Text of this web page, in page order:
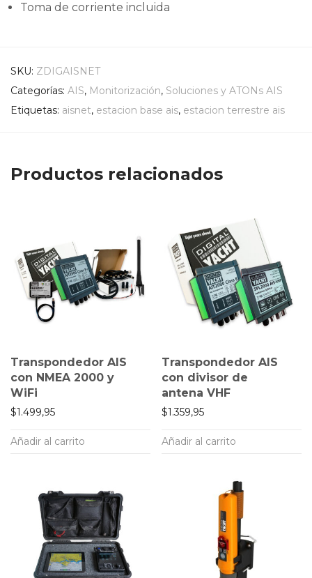
Toma de corriente incluida
SKU: ZDIGAISNET
Categorías: AIS, Monitorización, Soluciones y ATONs AIS
Etiquetas: aisnet, estacion base ais, estacion terrestre ais
Productos relacionados
Transpondedor AIS
con NMEA 2000 y
WiFi
$1.499,95
Añadir al carrito
Transpondedor AIS
con divisor de
antena VHF
$1.359,95
Añadir al carrito